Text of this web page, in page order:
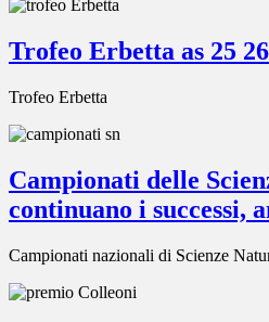
Trofeo Erbetta as 25 26
Trofeo Erbetta
Campionati delle
continuano i successi,
Campionati nazionali di Scienze